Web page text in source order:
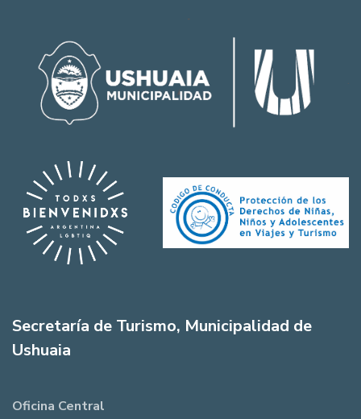
Secretaría de Turismo, Municipalidad de
Ushuaia
Oficina Central